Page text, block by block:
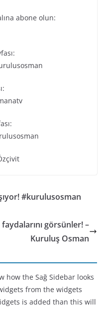
abone olun:
#kurulusosman
görsünler! –
Kuruluş Osman
how the Sağ Sidebar looks
from the widgets
is added than this will